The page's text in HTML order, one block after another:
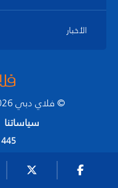
الأخبار
© فلاي دبي 2026. جميع الحقوق محفوظة.
سياساتنا